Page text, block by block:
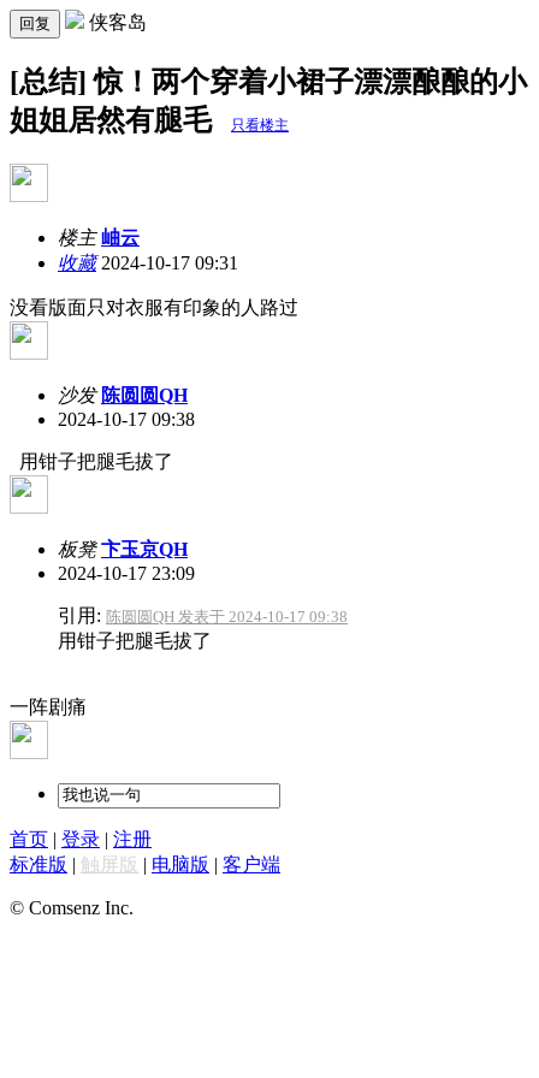
回复 侠客岛
[总结] 惊！两个穿着小裙子漂漂酿酿的小
姐姐居然有腿毛
只看楼主
楼主 岫云
收藏2024-10-17 09:31
没看版面只对衣服有印象的人路过
沙发 陈圆圆QH
2024-10-17 09:38
用钳子把腿毛拔了
板凳 卞玉京QH
2024-10-17 23:09
引用: 陈圆圆QH 发表于 2024-10-17 09:38
用钳子把腿毛拔了
一阵剧痛
首页 | 登录 | 注册
标准版 | 触屏版 | 电脑版 | 客户端
© Comsenz Inc.